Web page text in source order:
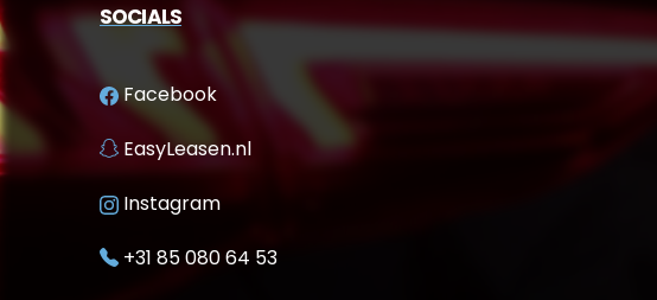
SOCIALS
Facebook
EasyLeasen.nl
Instagram
+31 85 080 64 53